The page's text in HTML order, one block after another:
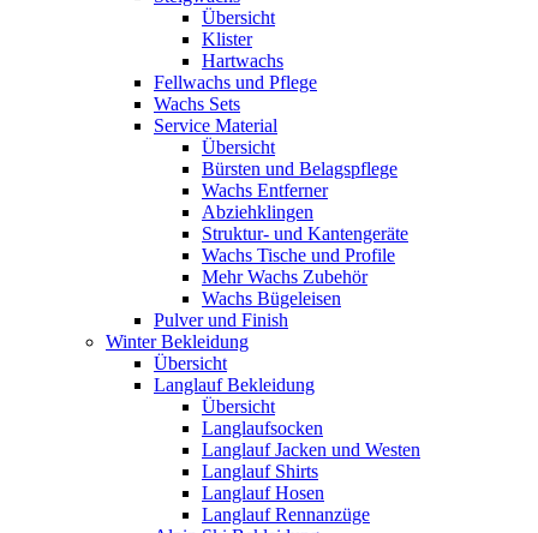
Übersicht
Klister
Hartwachs
Fellwachs und Pflege
Wachs Sets
Service Material
Übersicht
Bürsten und Belagspflege
Wachs Entferner
Abziehklingen
Struktur- und Kantengeräte
Wachs Tische und Profile
Mehr Wachs Zubehör
Wachs Bügeleisen
Pulver und Finish
Winter Bekleidung
Übersicht
Langlauf Bekleidung
Übersicht
Langlaufsocken
Langlauf Jacken und Westen
Langlauf Shirts
Langlauf Hosen
Langlauf Rennanzüge